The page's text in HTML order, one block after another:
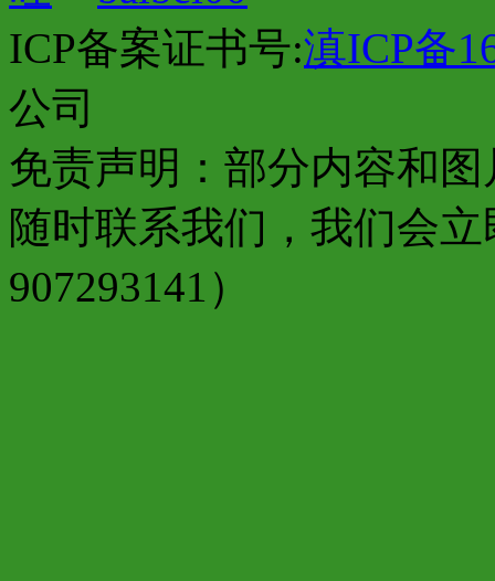
ICP备案证书号:滇ICP备
公司
免责声明：部分内容和
随时联系我们，我们会
907293141）